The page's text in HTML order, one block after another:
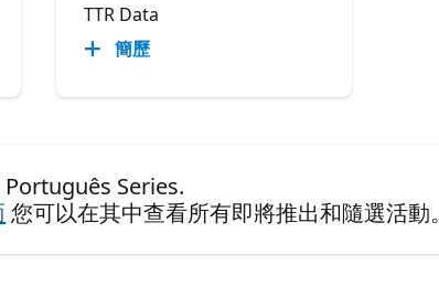
TTR Data
簡歷
Series.
您可以在其中查看所有即將推出和隨選活動。